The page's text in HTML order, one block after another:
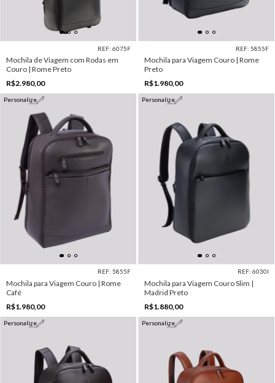
REF: 6075F
Mochila de Viagem com Rodas em
Couro | Rome Preto
R$2.980,00
REF: 5855F
Mochila para Viagem Couro | Rome
Preto
R$1.980,00
Personalize
REF: 5855F
Mochila para Viagem Couro | Rome
Café
R$1.980,00
Personalize
REF: 6030I
Mochila para Viagem Couro Slim |
Madrid Preto
R$1.880,00
Personalize Personalize